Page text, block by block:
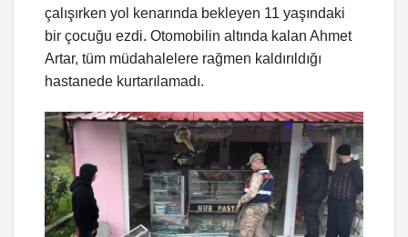
çalışırken yol kenarında bekleyen 11 yaşındaki
bir çocuğu ezdi. Otomobilin altında kalan Ahmet
Artar, tüm müdahalelere rağmen kaldırıldığı
hastanede kurtarılamadı.